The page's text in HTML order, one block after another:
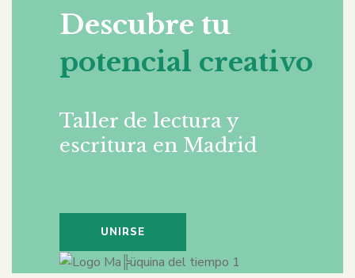
Descubre tu
potencial creativo
Taller de lectura y
escritura en Madrid
UNIRSE